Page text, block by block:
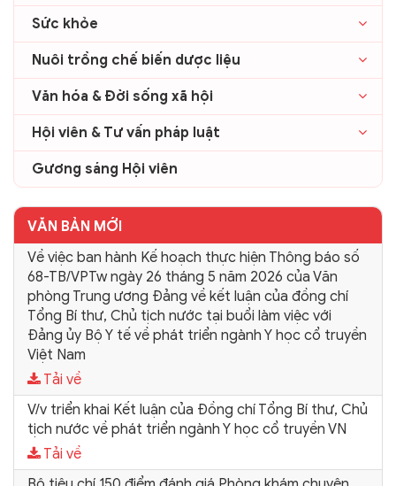
Sức khỏe
Nuôi trồng chế biến dược liệu
Văn hóa & Đời sống xã hội
Hội viên & Tư vấn pháp luật
Gương sáng Hội viên
VĂN BẢN MỚI
Về việc ban hành Kế hoạch thực hiện Thông báo số
68-TB/VPTw ngày 26 tháng 5 năm 2026 của Văn
phòng Trung ương Đảng về kết luận của đồng chí
Tổng Bí thư, Chủ tịch nước tại buổi làm việc với
Đảng ủy Bộ Y tế về phát triển ngành Y học cổ truyền
Việt Nam
Tải về
V/v triển khai Kết luận của Đồng chí Tổng Bí thư, Chủ
tịch nước về phát triển ngành Y học cổ truyền VN
Tải về